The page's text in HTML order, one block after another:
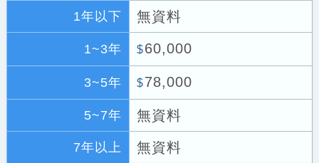
1年以下 無資料
1~3年 $60,000
3~5年 $78,000
5~7年 無資料
7年以上 無資料